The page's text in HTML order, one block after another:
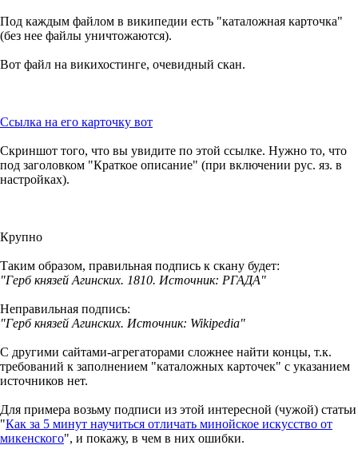
Под каждым файлом в википедии есть "каталожная карточка"
(без нее файлы уничтожаются).
Вот файл на викихостинге, очевидный скан.
Ссылка на его карточку вот
Скриншот того, что вы увидите по этой ссылке. Нужно то, что
под заголовком "Краткое описание" (при включении рус. яз. в
настройках).
Крупно
Таким образом, правильная подпись к скану будет:
"Герб князей Агинских. 1810. Источник: РГАДА"
Неправильная подпись:
"Герб князей Агинских. Источник: Wikipedia"
С другими сайтами-агрегаторами сложнее найти концы, т.к.
требований к заполнением "каталожных карточек" с указанием
источников нет.
Для примера возьму подписи из этой интересной (чужой) статьи
"Как за 5 минут научиться отличать минойское искусство от
микенского", и покажу, в чем в них ошибки.